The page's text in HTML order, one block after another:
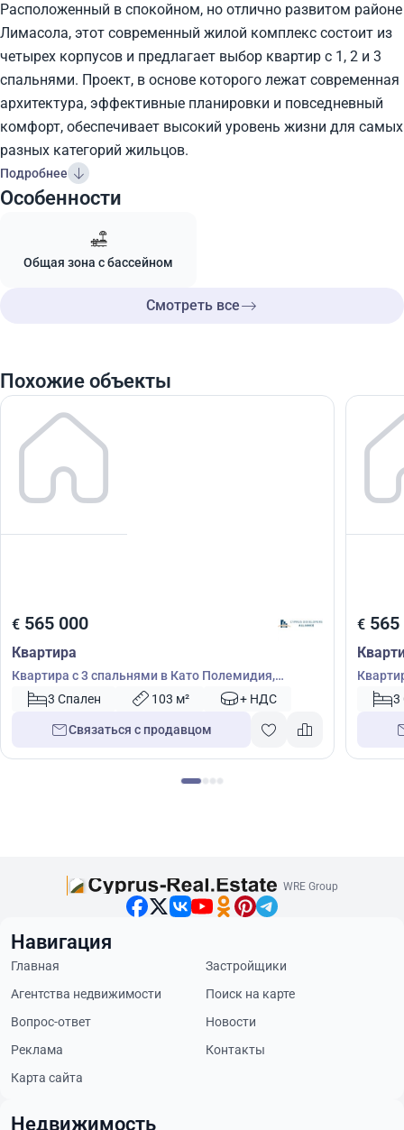
Расположенный в спокойном, но отлично развитом районе
Лимасола, этот современный жилой комплекс состоит из
четырех корпусов и предлагает выбор квартир с 1, 2 и 3
спальнями. Проект, в основе которого лежат современная
архитектура, эффективные планировки и повседневный
комфорт, обеспечивает высокий уровень жизни для самых
разных категорий жильцов.
Подробнее
Особенности
Общая зона с бассейном
Смотреть все
Похожие объекты
€ 565 000
Квартира
Квартира с 3 спальнями в Като Полемидия,
Лимасол, Кипр № 51514
3 Спален 103 м² + НДС
Связаться с продавцом
€
3
WRE Group
Навигация
Главная
Застройщики
Агентства недвижимости
Поиск на карте
Вопрос-ответ
Новости
Реклама
Контакты
Карта сайта
Недвижимость